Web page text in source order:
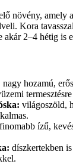
növény, amely
Kora
akár 2–4 hétig is
nagy hozamú,
világoszöld,
finomabb ízű,
díszkertekben